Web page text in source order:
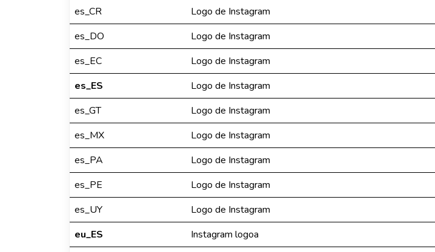
es_CR
Logo de Instagram
es_DO
Logo de Instagram
es_EC
Logo de Instagram
es_ES
Logo de Instagram
es_GT
Logo de Instagram
es_MX
Logo de Instagram
es_PA
Logo de Instagram
es_PE
Logo de Instagram
es_UY
Logo de Instagram
eu_ES
Instagram logoa